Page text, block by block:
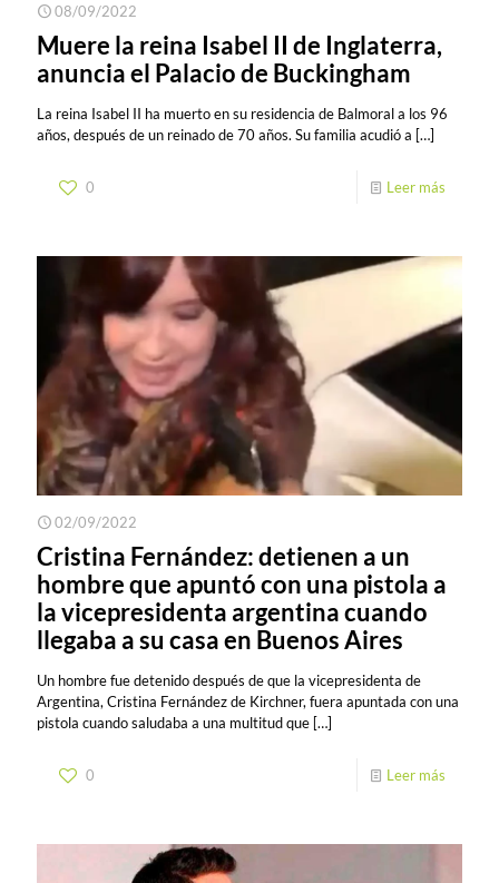
08/09/2022
Muere la reina Isabel II de Inglaterra,
anuncia el Palacio de Buckingham
La reina Isabel II ha muerto en su residencia de Balmoral a los 96
años, después de un reinado de 70 años. Su familia acudió a […]
0 Leer más
02/09/2022
Cristina Fernández: detienen a un
hombre que apuntó con una pistola a
la vicepresidenta argentina cuando
llegaba a su casa en Buenos Aires
Un hombre fue detenido después de que la vicepresidenta de
Argentina, Cristina Fernández de Kirchner, fuera apuntada con una
pistola cuando saludaba a una multitud que […]
0 Leer más